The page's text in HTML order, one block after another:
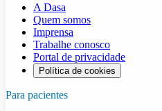
A Dasa
Quem somos
Imprensa
Trabalhe conosco
Portal de privacidade
Política de cookies
Para pacientes